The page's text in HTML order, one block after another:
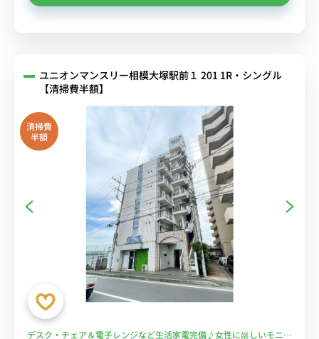
ユニオンマンスリー相模大塚駅前１ 201 1R・シングル
【清掃費半額】
清掃費
半額
デスク・チェア＆電子レンジなど生活家電完備♪女性に嬉しいモニタ